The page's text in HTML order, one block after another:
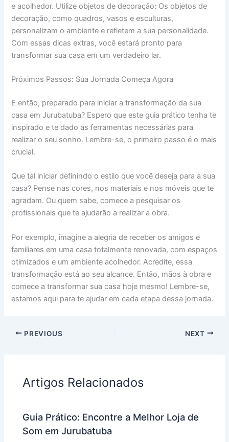
e acolhedor. Utilize objetos de decoração: Os objetos de
decoração, como quadros, vasos e esculturas,
personalizam o ambiente e refletem a sua personalidade.
Com essas dicas extras, você estará pronto para
transformar sua casa em um verdadeiro lar.
Próximos Passos: Sua Jornada Começa Agora
E então, preparado para iniciar a transformação da sua
casa em Jurubatuba? Espero que este guia prático tenha te
inspirado e te dado as ferramentas necessárias para
realizar o seu sonho. Lembre-se, o primeiro passo é o mais
crucial.
Que tal iniciar definindo o estilo que você deseja para a sua
casa? Pense nas cores, nos materiais e nos móveis que te
agradam. Ou quem sabe, comece a pesquisar os
profissionais que te ajudarão a realizar a obra.
Por exemplo, imagine a alegria de receber os amigos e
familiares em uma casa totalmente renovada, com espaços
otimizados e um ambiente acolhedor. Acredite, essa
transformação está ao seu alcance. Então, mãos à obra e
comece a transformar sua casa hoje mesmo! Lembre-se,
estamos aqui para te ajudar em cada etapa dessa jornada.
PREVIOUS NEXT
Artigos Relacionados
Guia Prático: Encontre a Melhor Loja de
Som em Jurubatuba